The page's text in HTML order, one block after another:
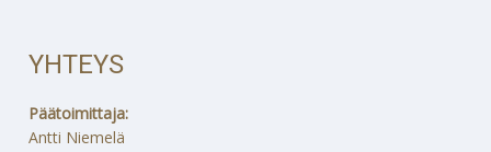
YHTEYS
Päätoimittaja:
Antti Niemelä